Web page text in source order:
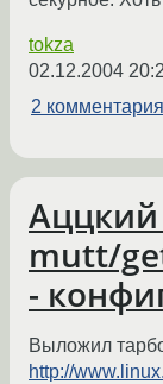
tokza
02.12.2004
2 комментария
Аццкий
mutt/
-
Выложил
http://